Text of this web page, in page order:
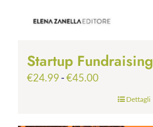
Startup Fundraising
€24.99-€45.00Fascia
Dettagli